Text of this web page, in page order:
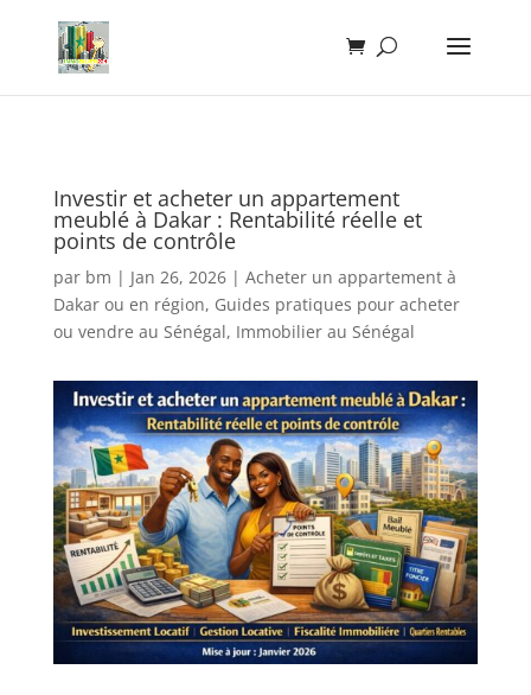
Investir et acheter un appartement
meublé à Dakar : Rentabilité réelle et
points de contrôle
par bm | Jan 26, 2026| Acheter un appartement à
Dakar ou en région, Guides pratiques pour acheter
ou vendre au Sénégal, Immobilier au Sénégal